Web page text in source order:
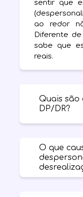
sentir que
ao redor
Diferente
sabe que
reais.
Quais são
DP/DR?
sente
própria vida
ambiente
O que